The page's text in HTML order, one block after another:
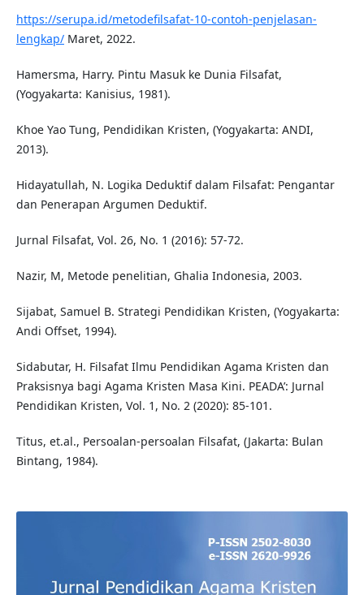
https://serupa.id/metodefilsafat-10-contoh-penjelasan-
lengkap/Maret, 2022.
Hamersma, Harry. Pintu Masuk ke Dunia Filsafat,
(Yogyakarta: Kanisius, 1981).
Khoe Yao Tung, Pendidikan Kristen, (Yogyakarta: ANDI,
2013).
Hidayatullah, N. Logika Deduktif dalam Filsafat: Pengantar
dan Penerapan Argumen Deduktif.
Jurnal Filsafat, Vol. 26, No. 1 (2016): 57-72.
Nazir, M, Metode penelitian, Ghalia Indonesia, 2003.
Sijabat, Samuel B. Strategi Pendidikan Kristen, (Yogyakarta:
Andi Offset, 1994).
Sidabutar, H. Filsafat Ilmu Pendidikan Agama Kristen dan
Praksisnya bagi Agama Kristen Masa Kini. PEADA’: Jurnal
Pendidikan Kristen, Vol. 1, No. 2 (2020): 85-101.
Titus, et.al., Persoalan-persoalan Filsafat, (Jakarta: Bulan
Bintang, 1984).